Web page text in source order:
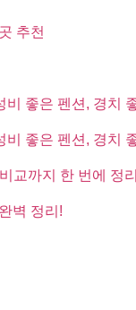
추천
비 좋은 펜션, 경치
비 좋은 펜션, 경치
교까지 한 번에 정
벽 정리!